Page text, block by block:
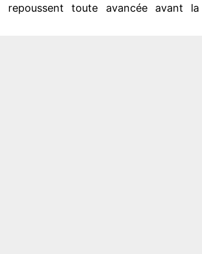
repoussent toute avancée avant la